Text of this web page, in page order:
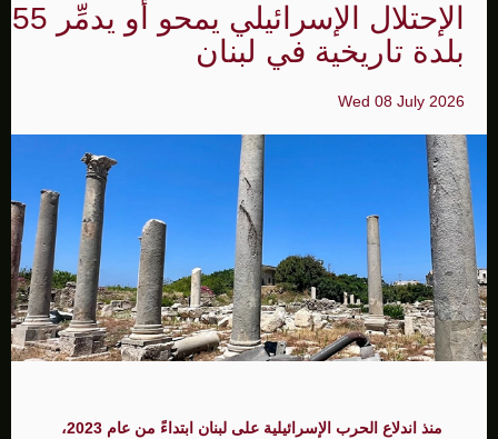
الإحتلال الإسرائيلي يمحو أو يدمِّر 55
بلدة تاريخية في لبنان
Wed 08 July 2026
منذ اندلاع الحرب الإسرائيلية على لبنان ابتداءً من عام 2023،